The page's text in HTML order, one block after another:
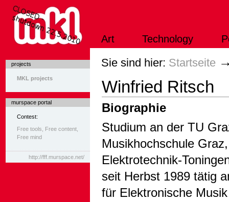
Inhalt
Art Technology
projects
MKL projects
murspace portal
Contest:
Free tools, Free content,
Free mind
http://fff.murspace.net/
Sie sind hier: Startseite
Winfried Ritsch
Biographie
Studium an der TU
Musikhochschule Graz,
Elektrotechnik-
seit Herbst 1989 tätig
für Elektronische